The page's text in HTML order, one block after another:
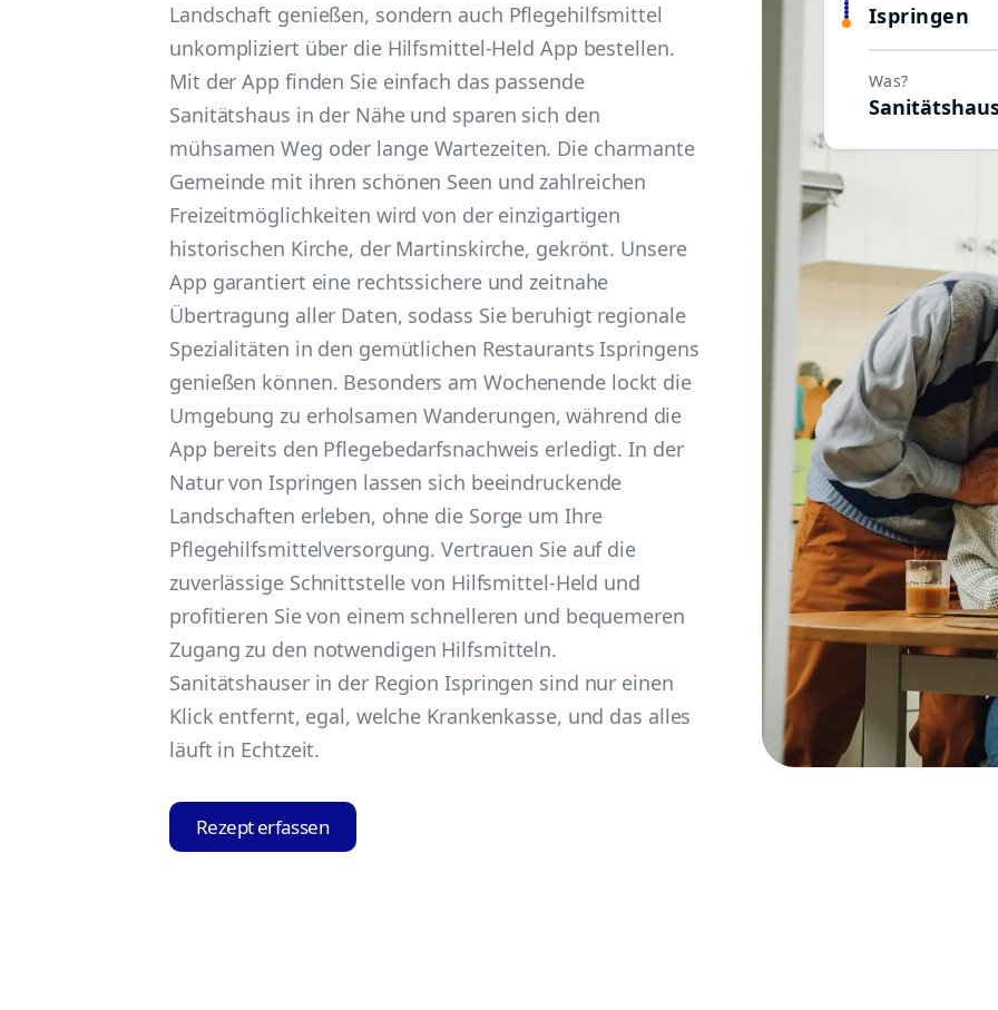
Landschaft genießen, sondern auch Pflegehilfsmittel
unkompliziert über die Hilfsmittel-Held App bestellen.
Mit der App finden Sie einfach das passende
Sanitätshaus in der Nähe und sparen sich den
mühsamen Weg oder lange Wartezeiten. Die charmante
Gemeinde mit ihren schönen Seen und zahlreichen
Freizeitmöglichkeiten wird von der einzigartigen
historischen Kirche, der Martinskirche, gekrönt. Unsere
App garantiert eine rechtssichere und zeitnahe
Übertragung aller Daten, sodass Sie beruhigt regionale
Spezialitäten in den gemütlichen Restaurants Ispringens
genießen können. Besonders am Wochenende lockt die
Umgebung zu erholsamen Wanderungen, während die
App bereits den Pflegebedarfsnachweis erledigt. In der
Natur von Ispringen lassen sich beeindruckende
Landschaften erleben, ohne die Sorge um Ihre
Pflegehilfsmittelversorgung. Vertrauen Sie auf die
zuverlässige Schnittstelle von Hilfsmittel-Held und
profitieren Sie von einem schnelleren und bequemeren
Zugang zu den notwendigen Hilfsmitteln.
Sanitätshauser in der Region Ispringen sind nur einen
Klick entfernt, egal, welche Krankenkasse, und das alles
läuft in Echtzeit.
Rezept erfassen
Ispringen
Was?